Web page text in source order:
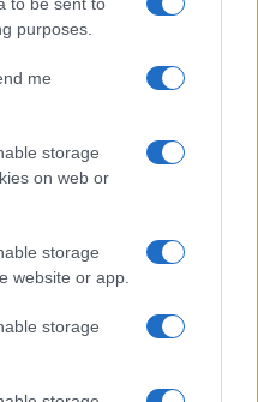
purposes.
me
storage
on web or
storage
website or app.
storage
vs nuovo in